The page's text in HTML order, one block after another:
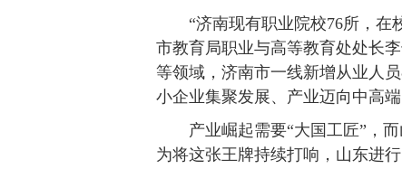
“济南现有职业院校76所，在
市教育局职业与高等教育处处长
等领域，济南市一线新增从业人
小企业集聚发展、产业迈向中高
产业崛起需要“大国工匠”，
为将这张王牌持续打响，山东进